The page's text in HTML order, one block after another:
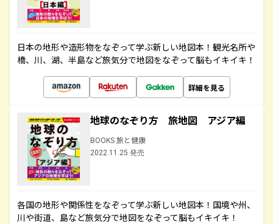
日本の地形や造形物をなぞって学ぶ新しい地図本！観光名所や
橋、川、湖、半島など旅気分で地図をなぞって脳もイキイキ！
詳細を見る
地球のなぞり方 旅地図 アジア編
BOOKS 旅と健康
2022.11.25 発売
各国の地形や関係性をなぞって学ぶ新しい地図本！国境や州、
川や街道、島など旅気分で地図をなぞって脳もイキイキ！